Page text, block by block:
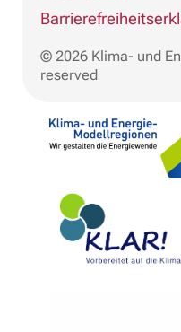
© 2026 Klima- und
reserved